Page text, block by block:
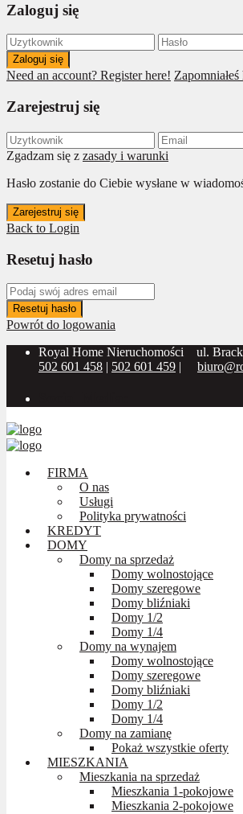
Zaloguj się
Zaloguj się
Need an account? Register here! Zapomniałeś
Zarejestruj się
Zgadzam się z zasady i warunki
Hasło zostanie do Ciebie wysłane w
Zarejestruj się
Back to Login
Resetuj hasło
Resetuj hasło
Powrót do logowania
Royal Home Nieruchomości
ul.
502 601 458 | 502 601 459 |
FIRMA
O nas
Usługi
Polityka prywatności
KREDYT
DOMY
Domy na sprzedaż
Domy wolnostojące
Domy szeregowe
Domy bliźniaki
Domy 1/2
Domy 1/4
Domy na wynajem
Domy wolnostojące
Domy szeregowe
Domy bliźniaki
Domy 1/2
Domy 1/4
Domy na zamianę
Pokaż wszystkie oferty
MIESZKANIA
Mieszkania na sprzedaż
Mieszkania 1-pokojowe
Mieszkania 2-pokojowe